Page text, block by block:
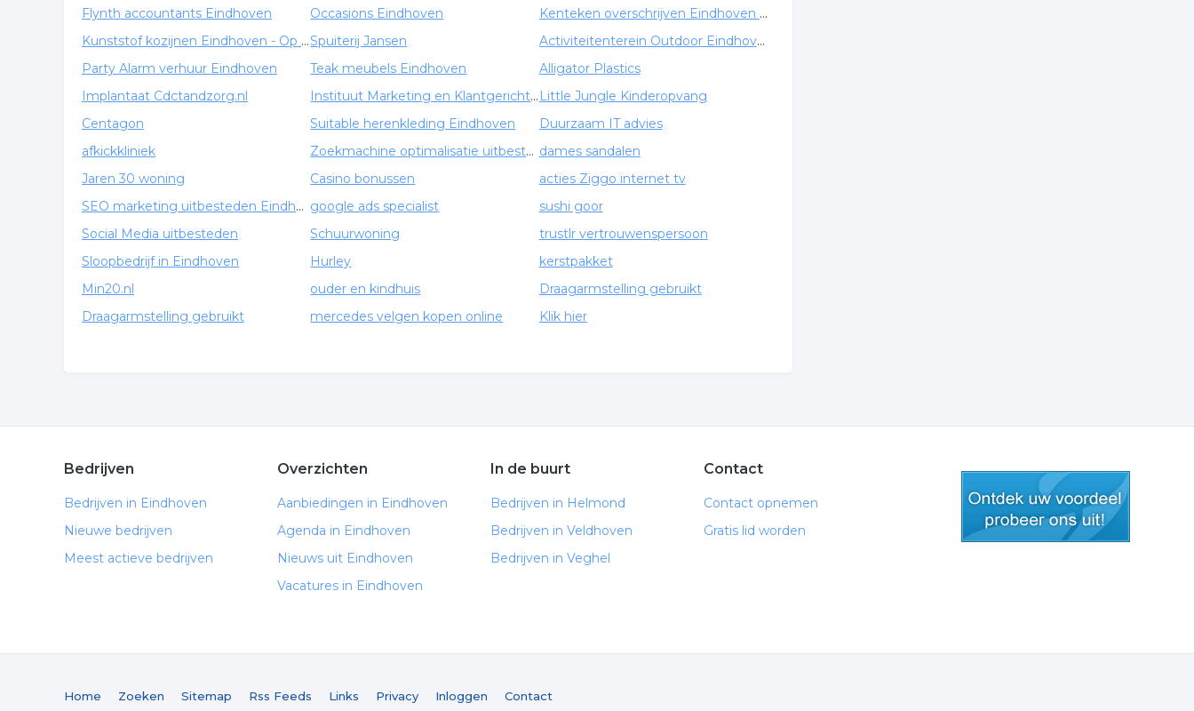
Flynth accountants Eindhoven
Occasions Eindhoven
Kenteken overschrijven Eindhoven - Kentekenloket
Kunststof kozijnen Eindhoven - Op 't HoogSpuiterij Jansen
Activiteitenterein Outdoor Eindhoven
Party Alarm verhuur Eindhoven
Teak meubels Eindhoven
Alligator Plastics
Implantaat Cdctandzorg.nl
Instituut Marketing en Klantgerichtheid Eindhoven Little Jungle Kinderopvang
Centagon
Suitable herenkleding Eindhoven
Duurzaam IT advies
afkickkliniek
Zoekmachine optimalisatie uitbesteden dames sandalen
Jaren 30 woning
Casino bonussen
acties Ziggo internet tv
SEO marketing uitbesteden Eindhoven google ads specialist
sushi goor
Social Media uitbesteden
Schuurwoning
trustlr vertrouwenspersoon
Sloopbedrijf in Eindhoven
Hurley
kerstpakket
Min20.nl
ouder en kindhuis
Draagarmstelling gebruikt
Draagarmstelling gebruikt
mercedes velgen kopen online Klik hier
Bedrijven
Bedrijven in Eindhoven
Nieuwe bedrijven
Meest actieve bedrijven
Overzichten
Aanbiedingen in Eindhoven
Agenda in Eindhoven
Nieuws uit Eindhoven
Vacatures in Eindhoven
In de buurt
Bedrijven in Helmond
Bedrijven in Veldhoven
Bedrijven in Veghel
Contact
Contact opnemen
Gratis lid worden
Home Zoeken Sitemap Rss Feeds Links Privacy Inloggen Contact